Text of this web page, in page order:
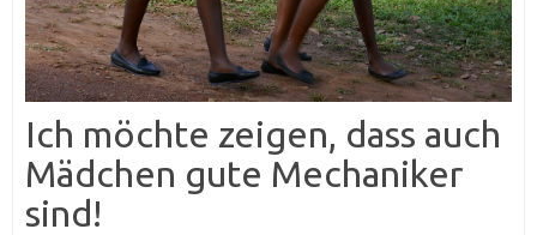
Ich möchte zeigen, dass auch
Mädchen gute Mechaniker
sind!